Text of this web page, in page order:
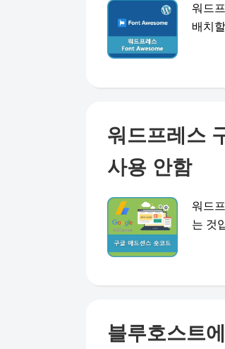
워드
배치
워드프레스
사용 안함
워드
는 것
블루호스트